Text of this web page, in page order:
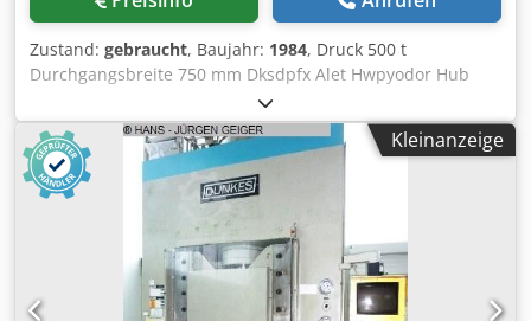
Zustand: gebraucht, Baujahr: 1984, Druck 500 t
Durchgangsbreite 750 mm Dksdpfx Alet Hwpyodor Hub
120 mm Gesamtleistungsbedarf 57 kW Maschinengewicht
ca. 16 t Raumbedarf ca. m HYDRAP CNC-Pressen-
Steuerung u. Siemens Siematic S 5-Steuerung, stfl.
regelbare Werkstücktransporteinrichtung um die rechte
Säule herum, Tischgröße 400 x 740 mm, Einbauhöhe max.
Kleinanzeige